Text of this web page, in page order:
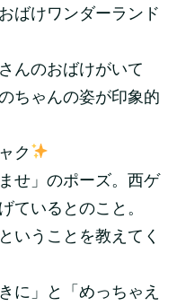
ばけワンダーランド
んのおばけがいて
ちゃんの姿が印象的
ク
せ」のポーズ。西ゲ
ているとのこと。
いうことを教えてく
に」と「めっちゃえ